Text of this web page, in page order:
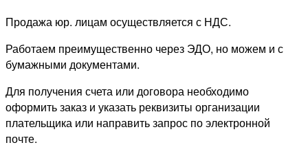
Продажа юр. лицам осуществляется с НДС.
Работаем преимущественно через ЭДО, но можем и с
бумажными документами.
Для получения счета или договора необходимо
оформить заказ и указать реквизиты организации
плательщика или направить запрос по электронной
почте.